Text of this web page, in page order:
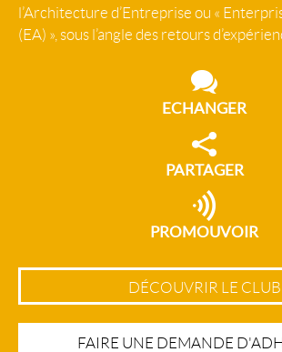
l’Architecture d’Entreprise ou «
(EA) », sous l’angle des retours
ECHANGER
PARTAGER
PROMOUVOIR
DÉCOUVRIR LE CLUB
FAIRE UNE DEMANDE